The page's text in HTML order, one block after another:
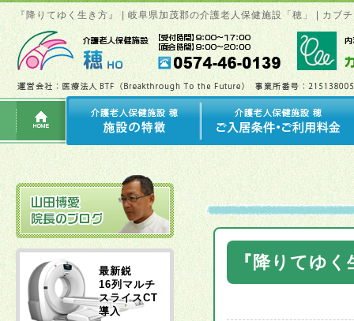
『降りてゆく生き方』 | 岐阜県加茂郡の介護老人保健施設「穂」 | カブ
『降りてゆ
最新鋭
16列マルチ
スライスCT
導入